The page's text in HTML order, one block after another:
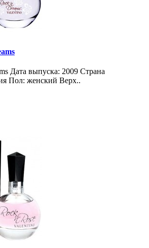
Дата выпуска: 2009 Страна
Пол: женский Верх..